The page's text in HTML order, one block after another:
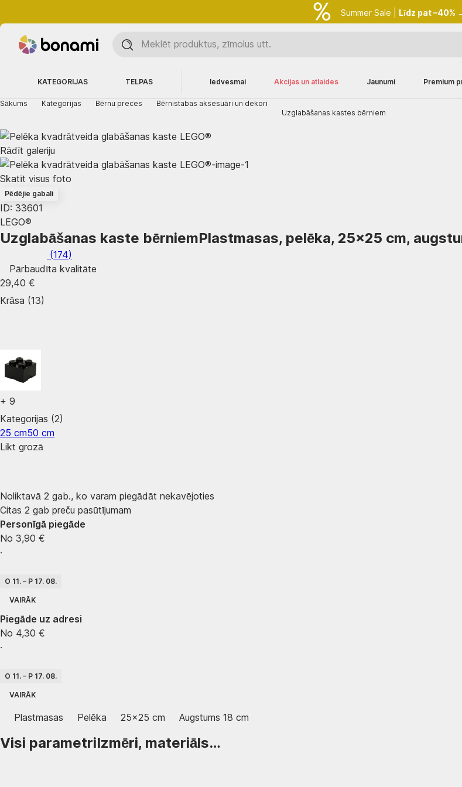
Summer Sale | Līdz pat –40%
KATEGORIJAS TELPAS Iedvesmai Akcijas un atlaides Jaunumi Premium
Sākums Kategorijas Bērnu preces
Bērnistabas aksesuāri un dekori
Uzglabāšanas kastes bērniem
Rādīt galeriju
Skatīt visus foto
Pēdējie gabali
ID: 33601
LEGO®
Uzglabāšanas kaste bērniemPlastmasas, pelēka, 25x25 cm,
(174)
Pārbaudīta kvalitāte
29,40 €
Krāsa (13)
+ 9
Kategorijas (2)
25 cm50 cm
Likt grozā
Noliktavā 2 gab., ko varam piegādāt nekavējoties
Citas 2 gab preču pasūtījumam
Personīgā piegāde
No 3,90 €
·
O 11. – P 17. 08.
VAIRĀK
Piegāde uz adresi
No 4,30 €
·
O 11. – P 17. 08.
VAIRĀK
Plastmasas Pelēka 25x25 cm Augstums 18 cm
Visi parametriIzmēri, materiāls…